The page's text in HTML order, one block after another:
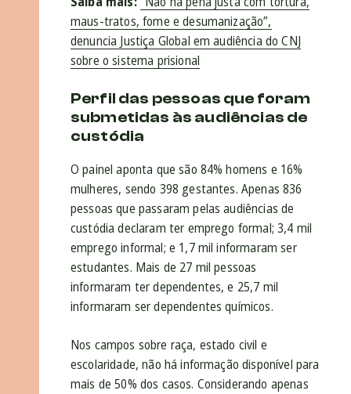
maus-tratos, fome e desumanização”,
denuncia Justiça Global em audiência do CNJ
sobre o sistema prisional
Perfil das pessoas que foram
submetidas às audiências de
custódia
O painel aponta que são 84% homens e 16%
mulheres, sendo 398 gestantes. Apenas 836
pessoas que passaram pelas audiências de
custódia declaram ter emprego formal; 3,4 mil
emprego informal; e 1,7 mil informaram ser
estudantes. Mais de 27 mil pessoas
informaram ter dependentes, e 25,7 mil
informaram ser dependentes químicos.
Nos campos sobre raça, estado civil e
escolaridade, não há informação disponível para
mais de 50% dos casos. Considerando apenas